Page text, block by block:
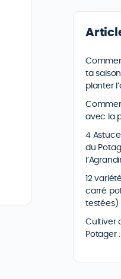
ta
planter
avec la
4
du
12
carré
testées)
Cultiver
Potager